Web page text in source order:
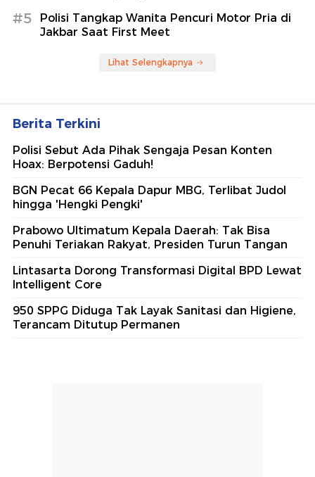
#5
Polisi Tangkap Wanita Pencuri Motor Pria di
Jakbar Saat First Meet
Lihat Selengkapnya
Berita Terkini
Polisi Sebut Ada Pihak Sengaja Pesan Konten
Hoax: Berpotensi Gaduh!
BGN Pecat 66 Kepala Dapur MBG, Terlibat Judol
hingga 'Hengki Pengki'
Prabowo Ultimatum Kepala Daerah: Tak Bisa
Penuhi Teriakan Rakyat, Presiden Turun Tangan
Lintasarta Dorong Transformasi Digital BPD Lewat
Intelligent Core
950 SPPG Diduga Tak Layak Sanitasi dan Higiene,
Terancam Ditutup Permanen